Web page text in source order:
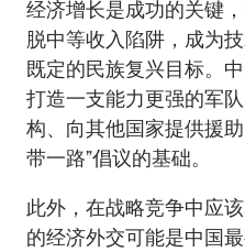
经济增长是成功的关键
脱中等收入陷阱，成为
既定的民族复兴目标。
打造一支能力更强的军
构、向其他国家提供援
带一路”倡议的基础。
此外，在战略竞争中应
的经济外交可能是中国